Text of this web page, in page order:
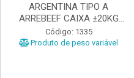
ARGENTINA TIPO A
ARREBEEF CAIXA ±20KG
PEÇAS 1...
Código: 1335
Produto de peso variável